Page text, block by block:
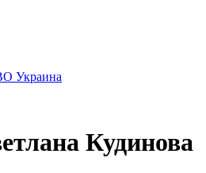
Украина
Кудинова